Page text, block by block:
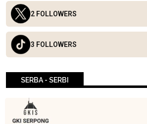
2 FOLLOWERS
3 FOLLOWERS
SERBA - SERBI